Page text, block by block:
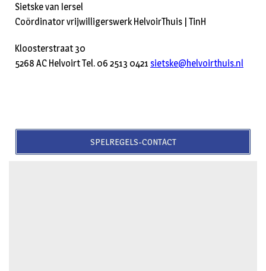
Sietske van Iersel
Coördinator vrijwilligerswerk HelvoirThuis | TinH
Kloosterstraat 30
5268 AC Helvoirt Tel. 06 2513 0421 sietske@helvoirthuis.nl
SPELREGELS-CONTACT